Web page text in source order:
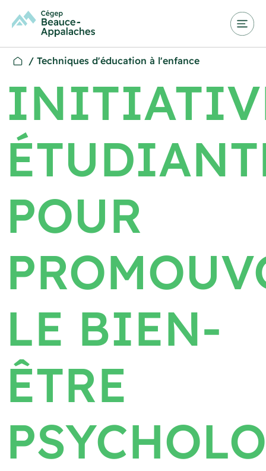
/ Techniques d'éducation à l'enfance
POUR
LE BIEN-
ÊTRE